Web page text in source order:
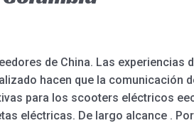
de China. Las experiencias
hacen que la comunicación
para los scooters eléctricos
eléctricas. De largo alcance .